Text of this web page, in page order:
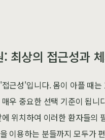
최상의 접근성과
근성'입니다. 몸이 아플 때
우 중요한 선택 기준이 됩니
위치하여 이러한 환자들의
이용하는 분들까지 모두가